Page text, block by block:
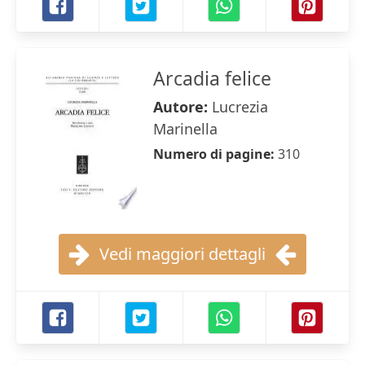
Arcadia felice
Autore: Lucrezia
Marinella
Numero di pagine: 310
Vedi maggiori dettagli